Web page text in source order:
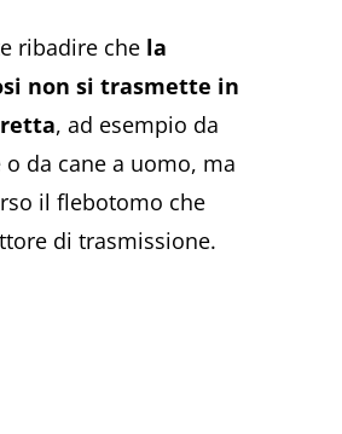
ribadire che la
non si trasmette in
, ad esempio da
o da cane a uomo, ma
il flebotomo che
di trasmissione.